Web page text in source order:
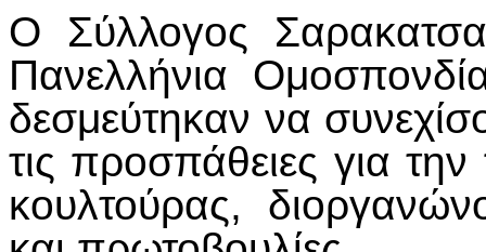
Ο Σύλλογος
Πανελλήνια
δεσμεύτηκαν να
τις προσπάθειες για
κουλτούρας,